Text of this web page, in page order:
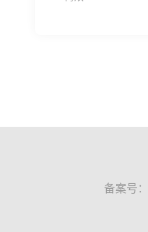
备案号：